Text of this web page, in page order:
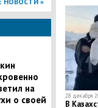
на
о своей
28 декабря
В